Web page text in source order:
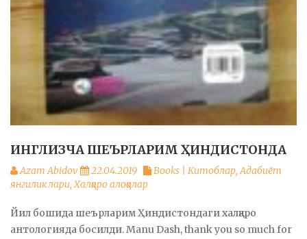
ИНГЛИЗЧА ШЕЪРЛАРИМ ҲИНДИСТОНДА
Azam Abidov 22.04.2019 Books | Китоблар,Адабиёт
янгиликлари,Халқаро алоқалар
Йил бошида шеърларим Ҳиндистондаги халқаро
антологияда босилди. Manu Dash, thank you so much for